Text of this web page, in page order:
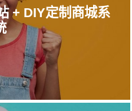
+ DIY定制商城系